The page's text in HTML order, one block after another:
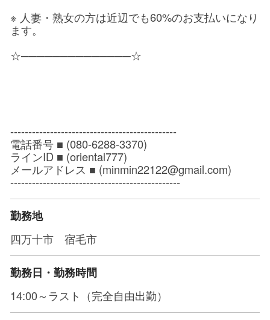
※ 人妻・熟女の方は近辺でも60%のお支払いになり
ます。
☆──────────────☆
----------------------------------------------
電話番号 ■ (080-6288-3370)
ラインID ■ (oriental777)
メールアドレス ■ (minmin22122@gmail.com)
-----------------------------------------------
勤務地
四万十市 宿毛市
勤務日・勤務時間
14:00～ラスト（完全自由出勤）